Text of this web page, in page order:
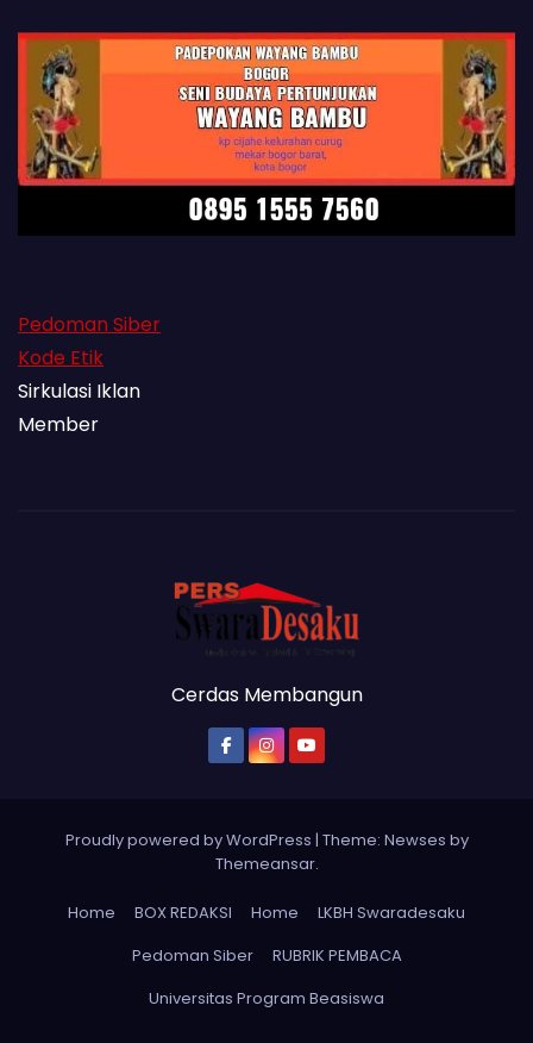
Pedoman Siber
Kode Etik
Sirkulasi Iklan
Member
Cerdas Membangun
Proudly powered by WordPress | Theme: Newses by
Themeansar.
Home BOX REDAKSI Home
LKBH Swaradesaku
Pedoman Siber
RUBRIK PEMBACA
Universitas Program Beasiswa